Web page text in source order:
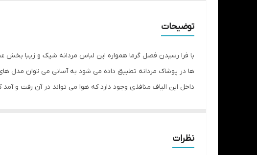
توضیحات
با فرا رسیدن فصل گرما همواره این لباس مردانه شیک و زیبا بخش
ها در پوشاک مردانه تطبیق داده می شود به آسانی می توان مدل
داخل این الیاف منافذی وجود دارد که هوا می تواند در آن رفت و
نظرات